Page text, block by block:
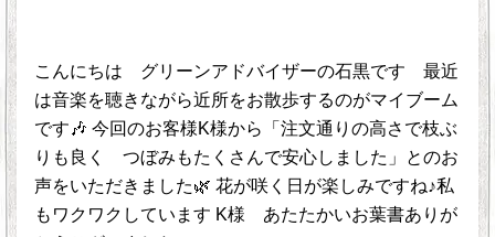
こんにちは グリーンアドバイザーの石黒です 最近
は音楽を聴きながら近所をお散歩するのがマイブーム
です🎶 今回のお客様K様から「注文通りの高さで枝ぶ
りも良く つぼみもたくさんで安心しました」とのお
声をいただきました🌿 花が咲く日が楽しみですね♪私
もワクワクしています K様 あたたかいお葉書ありが